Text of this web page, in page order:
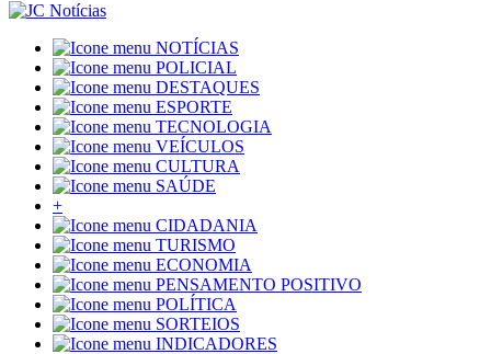
NOTÍCIAS
POLICIAL
DESTAQUES
ESPORTE
TECNOLOGIA
VEÍCULOS
CULTURA
SAÚDE
+
CIDADANIA
TURISMO
ECONOMIA
PENSAMENTO POSITIVO
POLÍTICA
SORTEIOS
INDICADORES